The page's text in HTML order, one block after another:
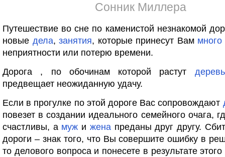
Сонник Миллера
Путешествие во сне по каменистой незнакомой
новые дела, занятия, которые принесут Вам много
неприятности или потерю времени.
Дорога , по обочинам которой растут
предвещает неожиданную удачу.
Если в прогулке по этой дороге Вас сопровождают
повезет в создании идеального семейного очага,
счастливы, а муж и женапреданы друг другу.
дороги – знак того, что Вы совершите ошибку в
то делового вопроса и понесете в результате